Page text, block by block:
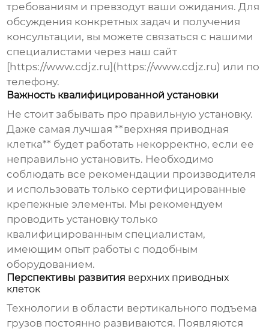
требованиям и превзодут ваши ожидания. Для
обсуждения конкретных задач и получения
консультации, вы можете связаться с нашими
специалистами через наш сайт
[https://www.cdjz.ru](https://www.cdjz.ru) или по
телефону.
Важность квалифицированной установки
Не стоит забывать про правильную установку.
Даже самая лучшая **верхняя приводная
клетка** будет работать некорректно, если ее
неправильно установить. Необходимо
соблюдать все рекомендации производителя
и использовать только сертифицированные
крепежные элементы. Мы рекомендуем
проводить установку только
квалифицированным специалистам,
имеющим опыт работы с подобным
оборудованием.
Перспективы развития верхних приводных
клеток
Технологии в области вертикального подъема
грузов постоянно развиваются. Появляются